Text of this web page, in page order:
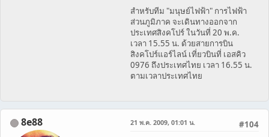
สำหรับทีม "มนุษย์ไฟฟ้า" การไฟฟ้า
ส่วนภูมิภาค จะเดินทางออกจาก
ประเทศสิงคโปร์ ในวันที่ 20 พ.ค.
เวลา 15.55 น. ด้วยสายการบิน
สิงคโปร์แอร์ไลน์ เที่ยวบินที่ เอสคิว
0976 ถึงประเทศไทย เวลา 16.55 น.
ตามเวลาประเทศไทย
8e88 #104
21 พ.ค. 2009, 01:01 น.